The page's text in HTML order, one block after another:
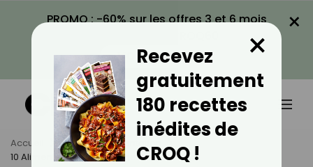
PROMO : -60% sur les offres 3 et 6 mois
VOIR LA PROMO
×
Accueil Actus
Alimentation
10 Aliments À Ne Pas Manger Le Matin
Recevez
gratuitement
180 recettes
inédites de
CROQ !
×